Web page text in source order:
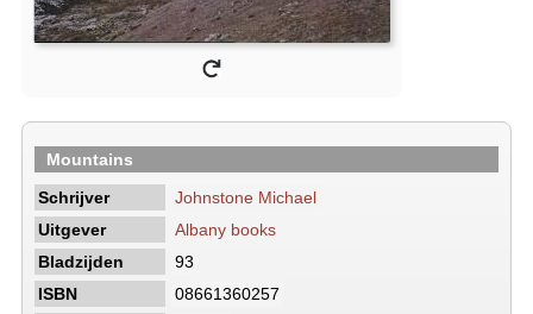
Mountains
Schrijver
Johnstone Michael
Uitgever
Albany books
Bladzijden
93
ISBN
08661360257